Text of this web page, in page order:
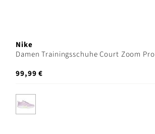
Nike
Damen Trainingsschuhe Court Zoom Pro
99,99 €